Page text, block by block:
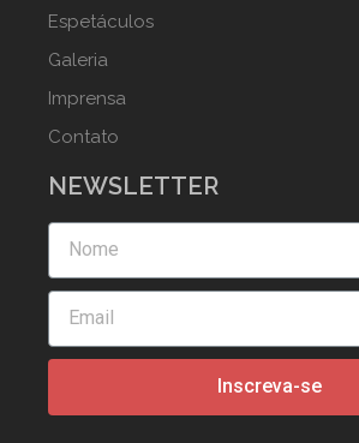
Espetáculos
Galeria
Imprensa
Contato
NEWSLETTER
Inscreva-se